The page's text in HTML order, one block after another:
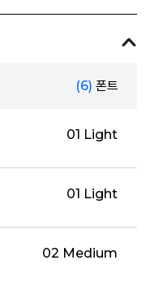
(6) 폰트
01 Light
01 Light
02 Medium